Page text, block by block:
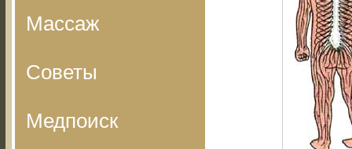
Массаж
Советы
Медпоиск